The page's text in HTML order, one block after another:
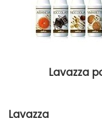
Lavazza
Lavazza